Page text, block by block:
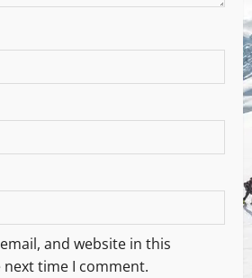
and website in this
time I comment.